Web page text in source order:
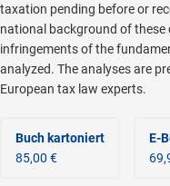
taxation pending before or
national background of these
infringements of the
analyzed. The analyses are
European tax law experts.
Buch kartoniert
85,00 €
E-